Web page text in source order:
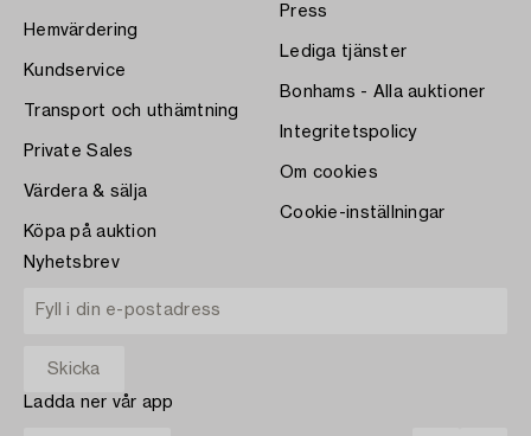
Hemvärdering
Kundservice
Transport och uthämtning
Private Sales
Värdera & sälja
Köpa på auktion
Press
Lediga tjänster
Bonhams - Alla auktioner
Integritetspolicy
Om cookies
Cookie-inställningar
Nyhetsbrev
Ladda ner vår app